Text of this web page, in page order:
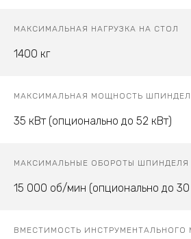
МАКСИМАЛЬНАЯ НАГРУЗКА НА СТОЛ
1400 кг
МАКСИМАЛЬНАЯ МОЩНОСТЬ
35 кВт (опционально до 52 кВт)
МАКСИМАЛЬНЫЕ ОБОРОТЫ ШПИНДЕЛЯ
15 000 об/мин (опционально до
ВМЕСТИМОСТЬ ИНСТРУМЕНТАЛЬНОГО